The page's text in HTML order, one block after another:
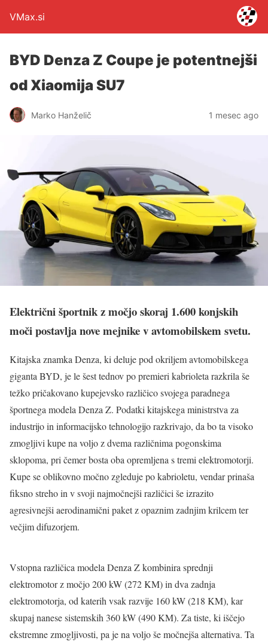
VMax.si
BYD Denza Z Coupe je potentnejši
od Xiaomija SU7
Marko Hanželič 1 mesec ago
Električni športnik z močjo skoraj 1.600 konjskih
moči postavlja nove mejnike v avtomobilskem svetu.
Kitajska znamka Denza, ki deluje pod okriljem avtomobilskega
giganta BYD, je le šest tednov po premieri kabrioleta razkrila še
težko pričakovano kupejevsko različico svojega paradnega
športnega modela Denza Z. Podatki kitajskega ministrstva za
industrijo in informacijsko tehnologijo razkrivajo, da bo ta visoko
zmogljivi kupe na voljo z dvema različnima pogonskima
sklopoma, pri čemer bosta oba opremljena s tremi elektromotorji.
Kupe se oblikovno močno zgleduje po kabrioletu, vendar prinaša
fiksno streho in v svoji najmočnejši različici še izrazito
agresivnejši aerodinamični paket z opaznim zadnjim krilcem ter
večjim difuzorjem.
Vstopna različica modela Denza Z kombinira sprednji
elektromotor z močjo 200 kW (272 KM) in dva zadnja
elektromotorja, od katerih vsak razvije 160 kW (218 KM), kar
skupaj nanese sistemskih 360 kW (490 KM). Za tiste, ki iščejo
ekstremne zmogljivosti, pa je na voljo še močnejša alternativa. Ta